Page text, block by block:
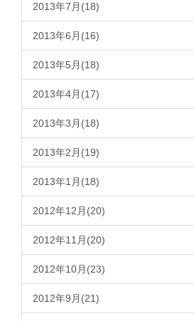
2013年7月(18)
2013年6月(16)
2013年5月(18)
2013年4月(17)
2013年3月(18)
2013年2月(19)
2013年1月(18)
2012年12月(20)
2012年11月(20)
2012年10月(23)
2012年9月(21)